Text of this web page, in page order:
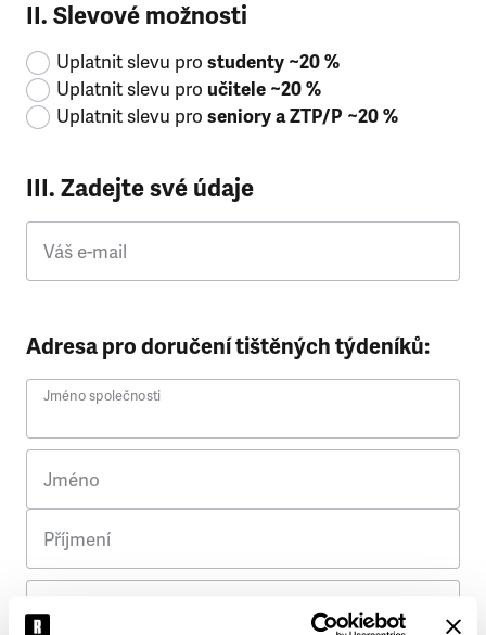
II. Slevové možnosti
Uplatnit slevu pro studenty ~20 %
Uplatnit slevu pro učitele ~20 %
Uplatnit slevu pro seniory a ZTP/P ~20 %
III. Zadejte své údaje
Váš e-mail
Adresa pro doručení tištěných týdeníků:
Jméno společnosti
Jméno
Příjmení
Ulice